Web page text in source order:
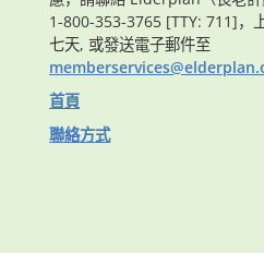
1-800-353-3765 [TTY: 711]，
七天, 或發送電子郵件至
首頁
聯絡方式